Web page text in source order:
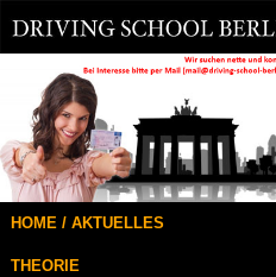
HOME / AKTUELLES
THEORIE